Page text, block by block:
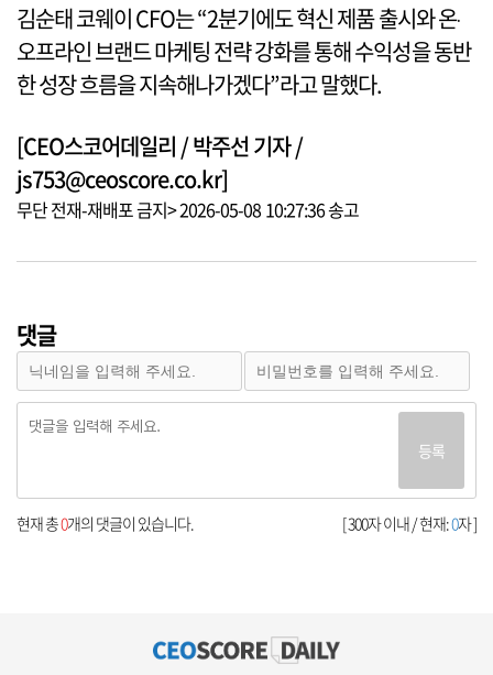
김순태 코웨이 CFO는 “2분기에도 혁신 제품 출시와 온‧
오프라인 브랜드 마케팅 전략 강화를 통해 수익성을 동반
한 성장 흐름을 지속해나가겠다”라고 말했다.
[CEO스코어데일리 / 박주선 기자 /
js753@ceoscore.co.kr]
무단 전재-재배포 금지> 2026-05-08 10:27:36 송고
댓글
등록
[ 300자 이내 / 현재:0자 ]
현재 총0개의 댓글이 있습니다.